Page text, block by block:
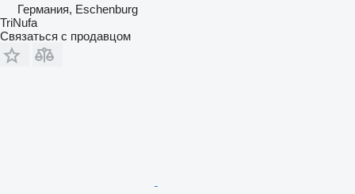
Германия, Eschenburg
TriNufa
Связаться с продавцом